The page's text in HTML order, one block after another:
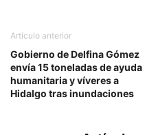
Artículo anterior
Gobierno de Delfina Gómez
envía 15 toneladas de ayuda
humanitaria y víveres a
Hidalgo tras inundaciones